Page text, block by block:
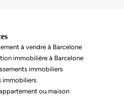
à vendre à Barcelone
immobilière à Barcelone
immobiliers
immobiliers
ou maison